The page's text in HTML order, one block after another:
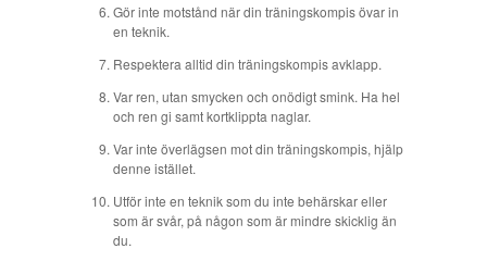
Gör inte motstånd när din träningskompis övar in
en teknik.
Respektera alltid din träningskompis avklapp.
Var ren, utan smycken och onödigt smink. Ha hel
och ren gi samt kortklippta naglar.
Var inte överlägsen mot din träningskompis, hjälp
denne istället.
Utför inte en teknik som du inte behärskar eller
som är svår, på någon som är mindre skicklig än
du.